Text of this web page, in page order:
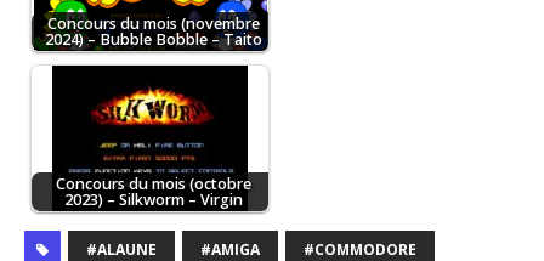
Concours du mois (novembre
2024) – Bubble Bobble – Taito
Concours du mois (octobre
2023) – Silkworm – Virgin
#ALAUNE #AMIGA #COMMODORE